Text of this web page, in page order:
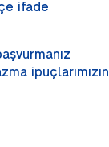
ifade
ipuçlarımızın